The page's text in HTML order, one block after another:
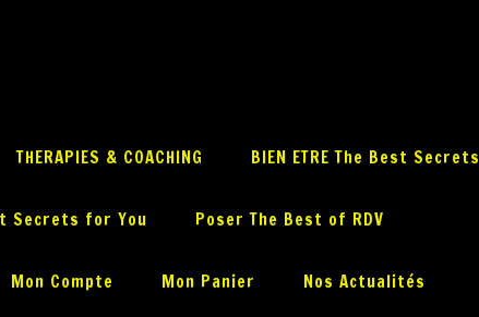
THERAPIES & COACHING BIEN ETRE The Best Secrets
Secrets for You Poser The Best of RDV
Mon Compte Mon Panier Nos Actualités